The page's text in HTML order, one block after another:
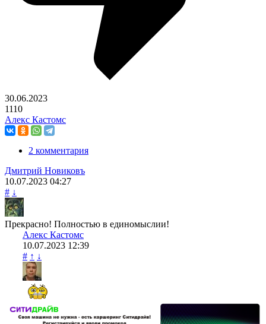
30.06.2023
1110
Алекс Кастомс
2 комментария
Дмитрий Новиковъ
10.07.2023 04:27
# ↓
Прекрасно! Полностью в единомыслии!
Алекс Кастомс
10.07.2023 12:39
# ↑ ↓